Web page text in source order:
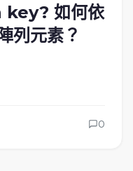
如何依
列元素？
0